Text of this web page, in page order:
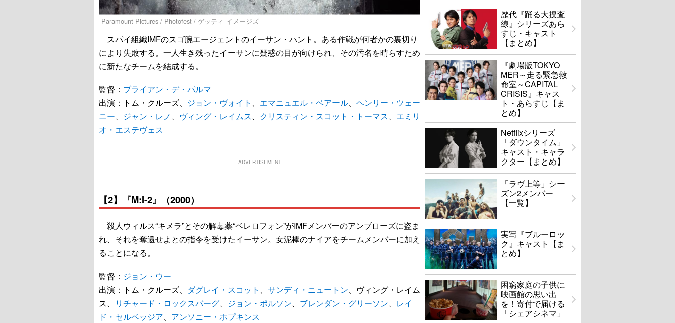
Paramount Pictures / Photofest / ゲッティ イメージズ
スパイ組織IMFのスゴ腕エージェントのイーサン・ハント。ある作戦が何者かの裏切り
により失敗する。一人生き残ったイーサンに疑惑の目が向けられ、その汚名を晴らすため
に新たなチームを結成する。
監督： ブライアン・デ・パルマ
出演：トム・クルーズ、 ジョン・ヴォイト 、 エマニュエル・ベアール、 ヘンリー・ツェー
ニー、 ジャン・レノ 、 ヴィング・レイムス、 クリスティン・スコット・トーマス、 エミリ
オ・エステヴェス
ADVERTISEMENT
【2】『M:I-2』（2000）
殺人ウィルス“キメラ”とその解毒薬“ベレロフォン”がIMFメンバーのアンブローズに盗ま
れ、それを奪還せよとの指令を受けたイーサン。女泥棒のナイアをチームメンバーに加え
ることになる。
監督： ジョン・ウー
出演：トム・クルーズ、 ダグレイ・スコット サンディ・ニュートン 、ヴィング・レイム
ス、
リチャード・ロックスバーグ ジョン・ポルソン ブレンダン・グリーソン
レイ
ド・セルベッジア
アンソニー・ホプキンス
歴代『踊る大捜査
線』シリーズあら
すじ・キャスト
【まとめ】
『劇場版TOKYO
MER～走る緊急救
命室～CAPITAL
CRISIS』キャス
ト・あらすじ【ま
とめ】
Netflixシリーズ
「ダウンタイム」
キャスト・キャラ
クター【まとめ】
「ラヴ上等」シー
ズン2メンバー
【一覧】
実写『ブルーロッ
ク』キャスト【ま
とめ】
困窮家庭の子供に
映画館の思い出
を！寄付で届ける
「シェアシネマ」